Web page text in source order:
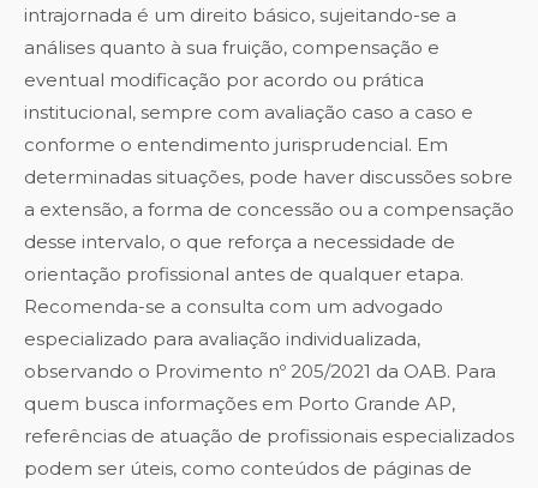
intrajornada é um direito básico, sujeitando-se a
análises quanto à sua fruição, compensação e
eventual modificação por acordo ou prática
institucional, sempre com avaliação caso a caso e
conforme o entendimento jurisprudencial. Em
determinadas situações, pode haver discussões sobre
a extensão, a forma de concessão ou a compensação
desse intervalo, o que reforça a necessidade de
orientação profissional antes de qualquer etapa.
Recomenda-se a consulta com um advogado
especializado para avaliação individualizada,
observando o Provimento nº 205/2021 da OAB. Para
quem busca informações em Porto Grande AP,
referências de atuação de profissionais especializados
podem ser úteis, como conteúdos de páginas de